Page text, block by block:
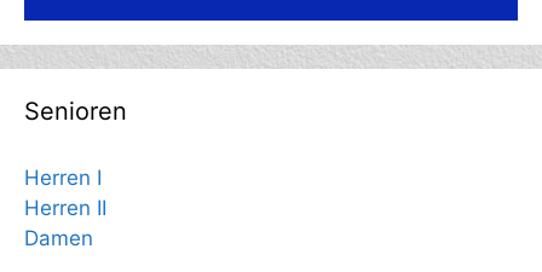
Senioren
Herren I
Herren II
Damen